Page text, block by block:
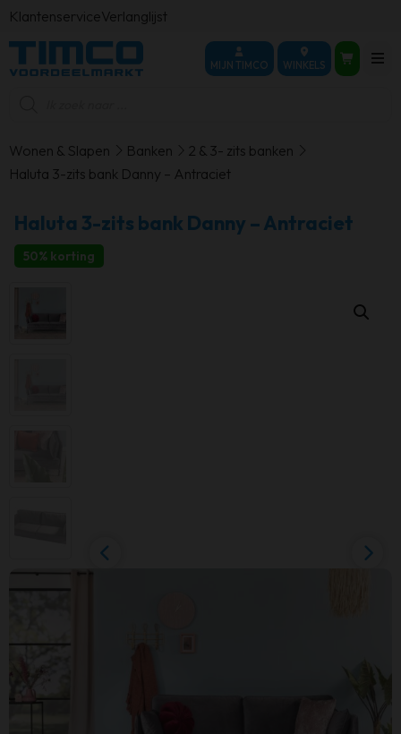
KlantenserviceVerlanglijst
MIJN TIMCO WINKELS
Wonen & Slapen Banken
2 & 3- zits banken
Haluta 3-zits bank Danny – Antraciet
Haluta 3-zits bank Danny – Antraciet
50% korting